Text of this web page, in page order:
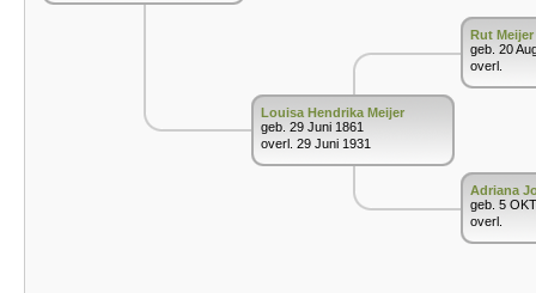
Louisa Hendrika Meijer
geb. 29 Juni 1861
overl. 29 Juni 1931
Rut Meijer
geb. 20
overl.
Adriana
geb. 5
overl.